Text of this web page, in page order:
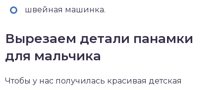
швейная машинка.
Вырезаем детали панамки
для мальчика
Чтобы у нас получилась красивая детская